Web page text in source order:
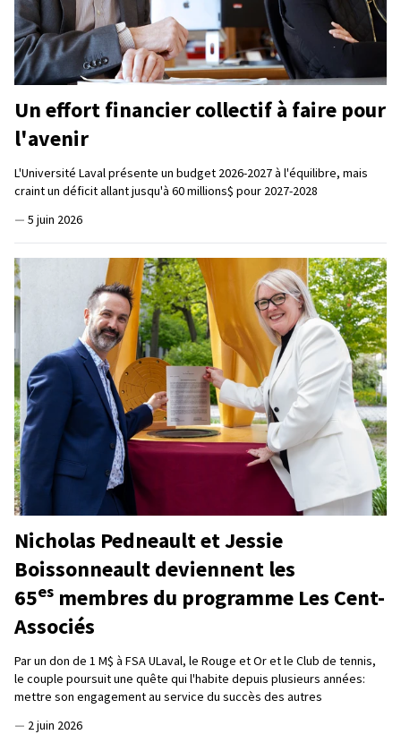
Un effort financier collectif à faire pour
l'avenir
L'Université Laval présente un budget 2026-2027 à l'équilibre, mais
craint un déficit allant jusqu'à 60 millions$ pour 2027-2028
— 5 juin 2026
Nicholas Pedneault et Jessie
Boissonneault deviennent les
65es membres du programme Les Cent-
Associés
Par un don de 1 M$ à FSA ULaval, le Rouge et Or et le Club de tennis,
le couple poursuit une quête qui l'habite depuis plusieurs années:
mettre son engagement au service du succès des autres
— 2 juin 2026